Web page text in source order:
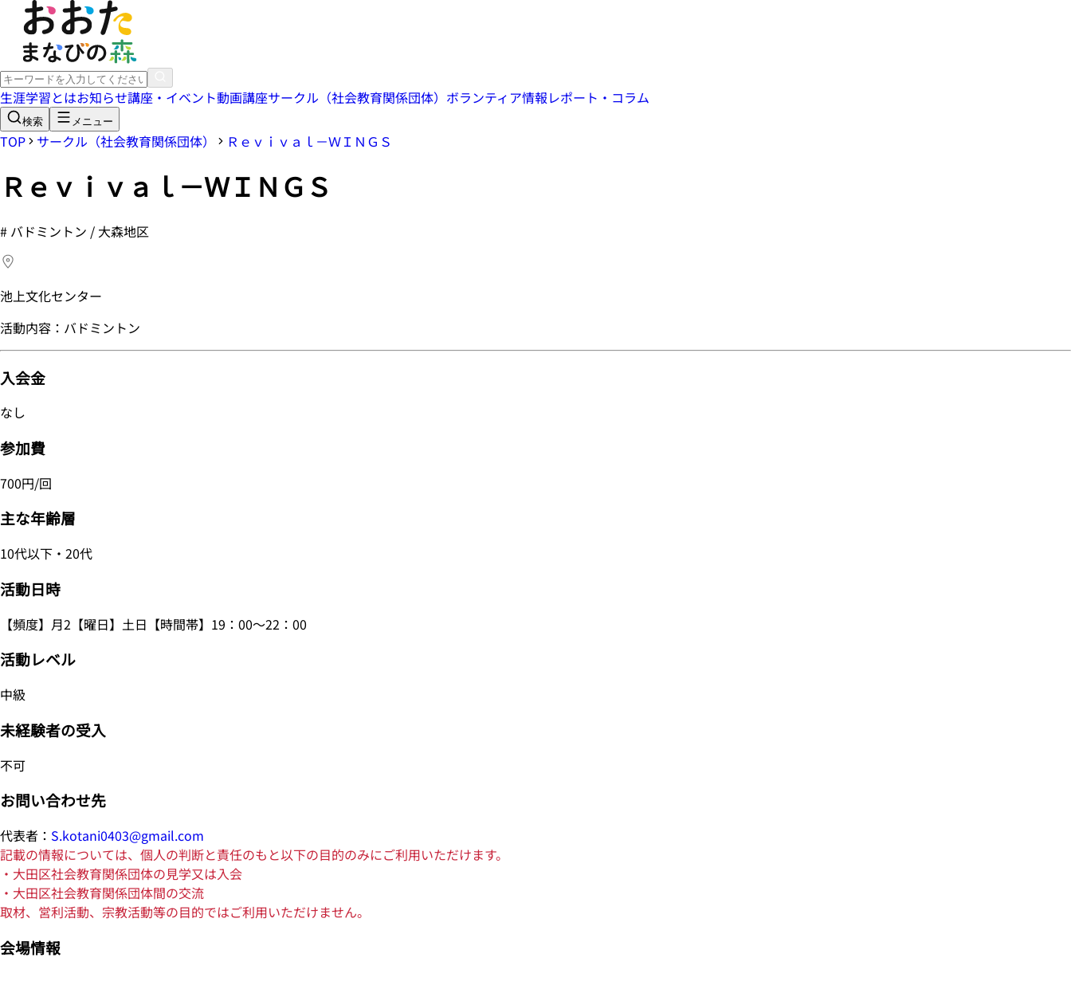
生涯学習とはお知らせ講座・イベント動画講座サークル（社会教育関係団体） ボランティア情報レポート・コラム
検索 メニュー
TOP サークル（社会教育関係団体） Ｒｅｖｉｖａｌ－ＷＩＮＧＳ
Ｒｅｖｉｖａｌ－ＷＩＮＧＳ
# バドミントン / 大森地区
池上文化センター
活動内容：バドミントン
入会金
なし
参加費
700円/回
主な年齢層
10代以下・20代
活動日時
【頻度】月2【曜日】土日【時間帯】19：00～22：00
活動レベル
中級
未経験者の受入
不可
お問い合わせ先
代表者： S.kotani0403@gmail.com
記載の情報については、個人の判断と責任のもと以下の目的のみにご利用いただけます。
・大田区社会教育関係団体の見学又は入会
・大田区社会教育関係団体間の交流
取材、営利活動、宗教活動等の目的ではご利用いただけません。
会場情報